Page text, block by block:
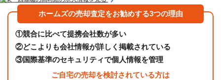
ホームズの売却査定をお勧めする3つの理由
①競合に比べて提携会社数が多い
②どこよりも会社情報が詳しく掲載されている
③国際基準のセキュリティで個人情報を管理
ご自宅の売却を検討されている方は